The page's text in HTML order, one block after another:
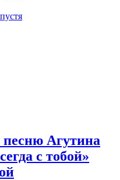
песню Агутина
с тобой»